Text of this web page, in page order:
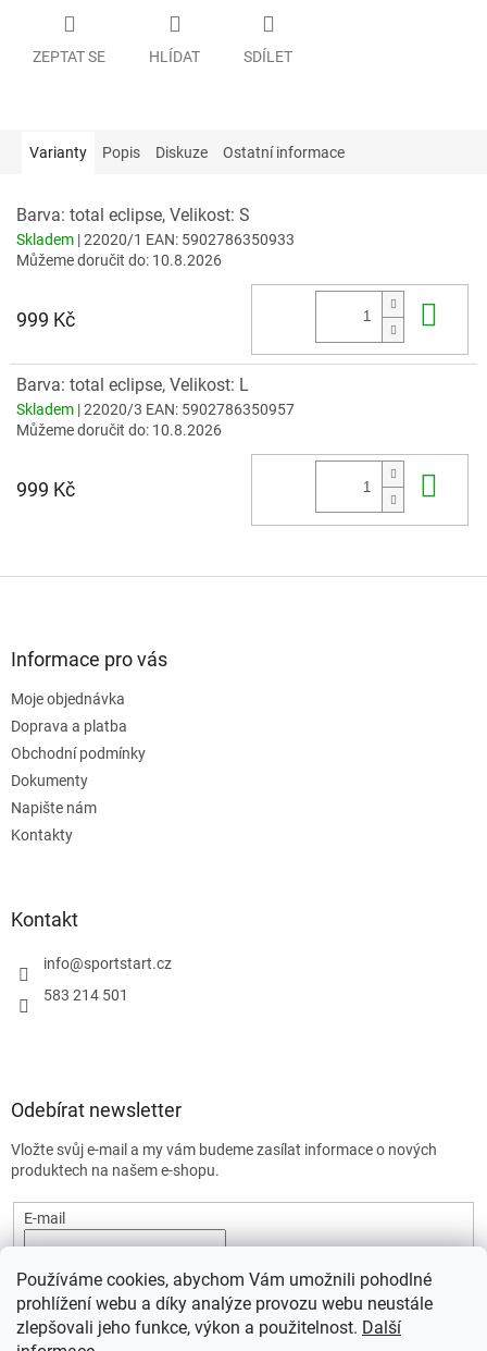
Používáme cookies, abychom Vám umožnili pohodlné
prohlížení webu a díky analýze provozu webu neustále
zlepšovali jeho funkce, výkon a použitelnost. Další
ZEPTAT SE HLÍDAT SDÍLET
Varianty Popis Diskuze Ostatní informace
Barva: total eclipse, Velikost: S
Skladem | 22020/1 EAN: 5902786350933
Můžeme doručit do: 10.8.2026
999 Kč
Barva: total eclipse, Velikost: L
Skladem | 22020/3 EAN: 5902786350957
Můžeme doručit do: 10.8.2026
999 Kč
Informace pro vás
Moje objednávka
Doprava a platba
Obchodní podmínky
Dokumenty
Napište nám
Kontakty
Kontakt
info@sportstart.cz
583 214 501
Odebírat newsletter
Vložte svůj e-mail a my vám budeme zasílat informace o nových
produktech na našem e-shopu.
E-mail
údajů.
PŘIHLÁSIT SE